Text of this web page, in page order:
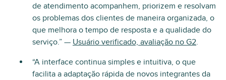
de atendimento acompanhem, priorizem e resolvam
os problemas dos clientes de maneira organizada, o
que melhora o tempo de resposta e a qualidade do
serviço.” — Usuário verificado, avaliação no G2.
“A interface continua simples e intuitiva, o que
facilita a adaptação rápida de novos integrantes da